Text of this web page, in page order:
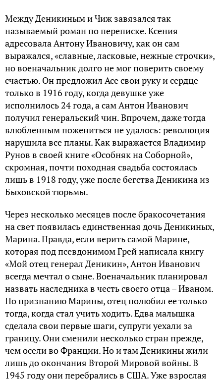
Между Деникиным и Чиж завязался так
называемый роман по переписке. Ксения
адресовала Антону Ивановичу, как он сам
выражался, «славные, ласковые, нежные строчки»,
но военачальник долго не мог поверить своему
счастью. Он предложил Асе свои руку и сердце
только в 1916 году, когда девушке уже
исполнилось 24 года, а сам Антон Иванович
получил генеральский чин. Впрочем, даже тогда
влюбленным пожениться не удалось: революция
нарушила все планы. Как выражается Владимир
Рунов в своей книге «Особняк на Соборной»,
скромная, почти походная свадьба состоялась
лишь в 1918 году, уже после бегства Деникина из
Быховской тюрьмы.
Через несколько месяцев после бракосочетания
на свет появилась единственная дочь Деникиных,
Марина. Правда, если верить самой Марине,
которая под псевдонимом Грей написала книгу
«Мой отец генерал Деникин», Антон Иванович
всегда мечтал о сыне. Военачальник планировал
назвать наследника в честь своего отца – Иваном.
По признанию Марины, отец полюбил ее только
тогда, когда стал учить ходить. Едва малышка
сделала свои первые шаги, супруги уехали за
границу. Они сменили несколько стран прежде,
чем осели во Франции. Но и там Деникины жили
лишь до окончания Второй Мировой войны. В
1945 году они перебрались в США. Уже взрослая